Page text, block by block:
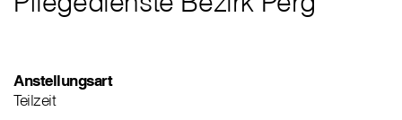
Anstellungsart
Teilzeit